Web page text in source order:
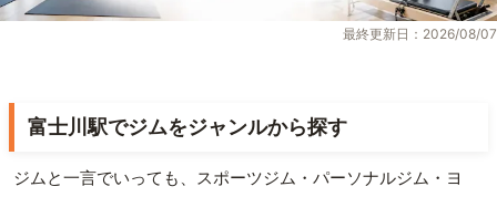
最終更新日：2026/08/07
富士川駅でジムをジャンルから探す
ジムと一言でいっても、スポーツジム・パーソナルジム・ヨ